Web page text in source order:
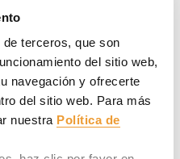
terceros, que son
del sitio web,
navegación y ofrecerte
del sitio web. Para más
nuestra Política de